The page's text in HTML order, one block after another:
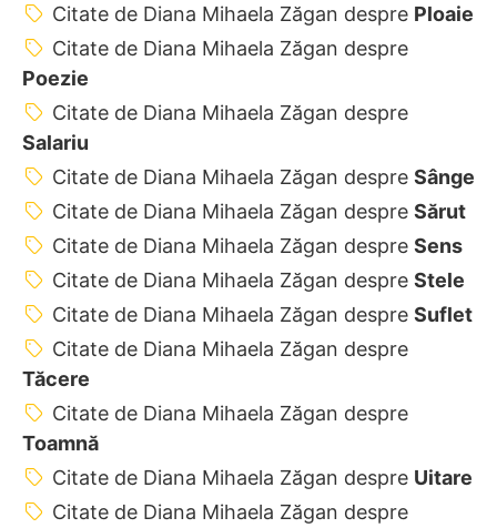
Citate de Diana Mihaela Zăgan despre Ploaie
Citate de Diana Mihaela Zăgan despre
Poezie
Citate de Diana Mihaela Zăgan despre
Salariu
Citate de Diana Mihaela Zăgan despre Sânge
Citate de Diana Mihaela Zăgan despre Sărut
Citate de Diana Mihaela Zăgan despre Sens
Citate de Diana Mihaela Zăgan despre Stele
Citate de Diana Mihaela Zăgan despre Suflet
Citate de Diana Mihaela Zăgan despre
Tăcere
Citate de Diana Mihaela Zăgan despre
Toamnă
Citate de Diana Mihaela Zăgan despre Uitare
Citate de Diana Mihaela Zăgan despre